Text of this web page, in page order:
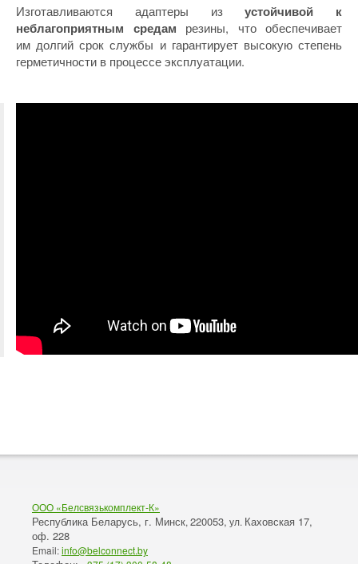
Изготавливаются адаптеры изустойчивой к
неблагоприятным средам резины, что обеспечивает
им долгий срок службы и гарантирует высокую степень
герметичности в процессе эксплуатации.
ООО «Белсвязькомплект-К»
Республика Беларусь, г. Минск, 220053, ул. Каховская 17,
оф. 228
Email:info@belconnect.by